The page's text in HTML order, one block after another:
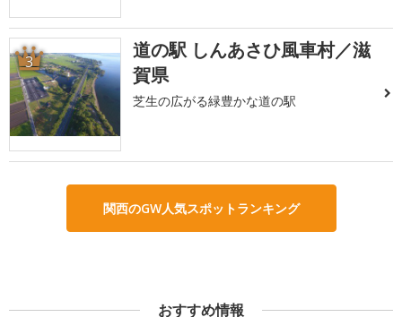
3
道の駅 しんあさひ風車村／滋
賀県
芝生の広がる緑豊かな道の駅
関西のGW人気スポットランキング
おすすめ情報